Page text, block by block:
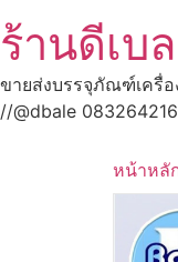
ร้านดีเบ
ขายส่งบรรจุภัณฑ์เครื่อ
//@dbale
หน้าหลั